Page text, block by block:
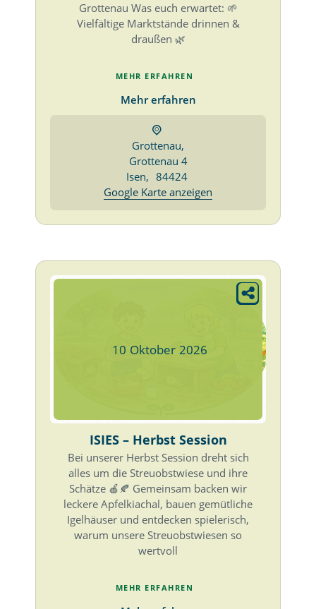
Grottenau Was euch erwartet: 🌱
Vielfältige Marktstände drinnen &
draußen 🌿
MEHR ERFAHREN
Mehr erfahren
Grottenau,
Grottenau 4
Isen, 84424
Google Karte anzeigen
10 Oktober 2026
ISIES – Herbst Session
Bei unserer Herbst Session dreht sich
alles um die Streuobstwiese und ihre
Schätze 🍎🍂 Gemeinsam backen wir
leckere Apfelkiachal, bauen gemütliche
Igelhäuser und entdecken spielerisch,
warum unsere Streuobstwiesen so
wertvoll
MEHR ERFAHREN